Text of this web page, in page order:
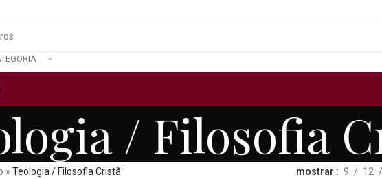
/ Filosofia
» Teologia / Filosofia Cristã mostrar 9 12